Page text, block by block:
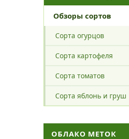
Обзоры сортов
Сорта огурцов
Сорта картофеля
Сорта томатов
Сорта яблонь и груш
ОБЛАКО МЕТОК